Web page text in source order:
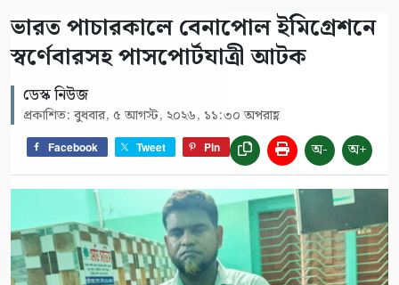
ভারত পাচারকালে বেনাপোল ইমিগ্রেশনে
স্বর্ণেবারসহ পাসপোর্টযাত্রী আটক
ডেস্ক নিউজ
প্রকাশিত: বুধবার, ৫ আগস্ট, ২০২৬, ১১:৩০ অপরাহ্ণ
Facebook Tweet Pin অ- অ+